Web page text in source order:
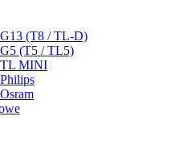
(T8 / TL-D)
(T5 / TL5)
MINI